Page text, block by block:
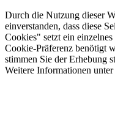
Durch die Nutzung dieser
einverstanden, dass diese
Cookies" setzt ein
Cookie-Präferenz benötigt
stimmen Sie der Erhebung
Weitere Informationen